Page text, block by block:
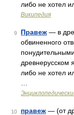
либо не хотел
Википедия
9 Правеж — в
обвиненного
древнерусском
либо не хотел
10 правеж — (от